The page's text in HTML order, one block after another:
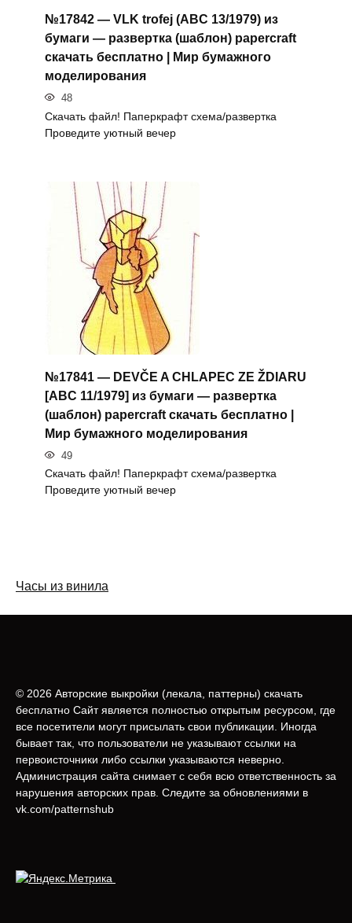
№17842 — VLK trofej (ABC 13/1979) из
бумаги — развертка (шаблон) papercraft
скачать бесплатно | Мир бумажного
моделирования
48
Скачать файл! Паперкрафт схема/развертка
Проведите уютный вечер
№17841 — DEVČE A CHLAPEC ZE ŽDIARU
[ABC 11/1979] из бумаги — развертка
(шаблон) papercraft скачать бесплатно |
Мир бумажного моделирования
49
Скачать файл! Паперкрафт схема/развертка
Проведите уютный вечер
Часы из винила
© 2026 Авторские выкройки (лeкала, паттерны) скачать
бесплатно Сайт является полностью открытым ресурсом, где
все посетители могут присылать свои публикации. Иногда
бывает так, что пользователи не указывают ссылки на
первоисточники либо ссылки указываются неверно.
Администрация сайта снимает с себя всю ответственность за
нарушения авторских прав. Следите за обновлениями в
vk.com/patternshub